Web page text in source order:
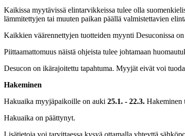
Kaikissa myytävissä elintarvikkeissa tulee olla
lämmitettyjen tai muuten paikan päällä valmistettavien
Kaikkien väärennettyjen tuotteiden myynti Desuconissa
Piittaamattomuus näistä ohjeista tulee johtamaan
Desucon on ikärajoitettu tapahtuma. Myyjät eivät voi
Hakeminen
Hakuaika myyjäpaikoille on auki 25.1. - 22.3. Hakeminen
Hakuaika on päättynyt.
Lisätietoja voi tarvittaessa kysyä ottamalla yhteyttä